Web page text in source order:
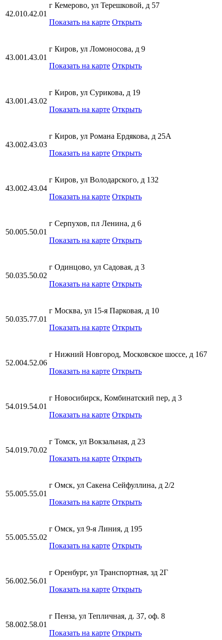
42.010.42.01
г Кемерово, ул Терешковой, д 57
Показать на карте Открыть
43.001.43.01
г Киров, ул Ломоносова, д 9
Показать на карте Открыть
43.001.43.02
г Киров, ул Сурикова, д 19
Показать на карте Открыть
43.002.43.03
г Киров, ул Романа Ердякова, д 25А
Показать на карте Открыть
43.002.43.04
г Киров, ул Володарского, д 132
Показать на карте Открыть
50.005.50.01
г Серпухов, пл Ленина, д 6
Показать на карте Открыть
50.035.50.02
г Одинцово, ул Садовая, д 3
Показать на карте Открыть
50.035.77.01
г Москва, ул 15-я Парковая, д 10
Показать на карте Открыть
52.004.52.06
г Нижний Новгород, Московское шоссе, д 167
Показать на карте Открыть
54.019.54.01
г Новосибирск, Комбинатский пер, д 3
Показать на карте Открыть
54.019.70.02
г Томск, ул Вокзальная, д 23
Показать на карте Открыть
55.005.55.01
г Омск, ул Сакена Сейфуллина, д 2/2
Показать на карте Открыть
55.005.55.02
г Омск, ул 9-я Линия, д 195
Показать на карте Открыть
56.002.56.01
г Оренбург, ул Транспортная, зд 2Г
Показать на карте Открыть
58.002.58.01
г Пенза, ул Тепличная, д. 37, оф. 8
Показать на карте Открыть